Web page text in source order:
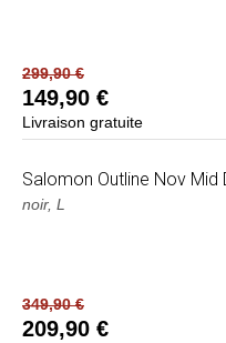
299,90 €
149,90 €
Livraison gratuite
Salomon Outline Nov Mid
noir, L
349,90 €
209,90 €